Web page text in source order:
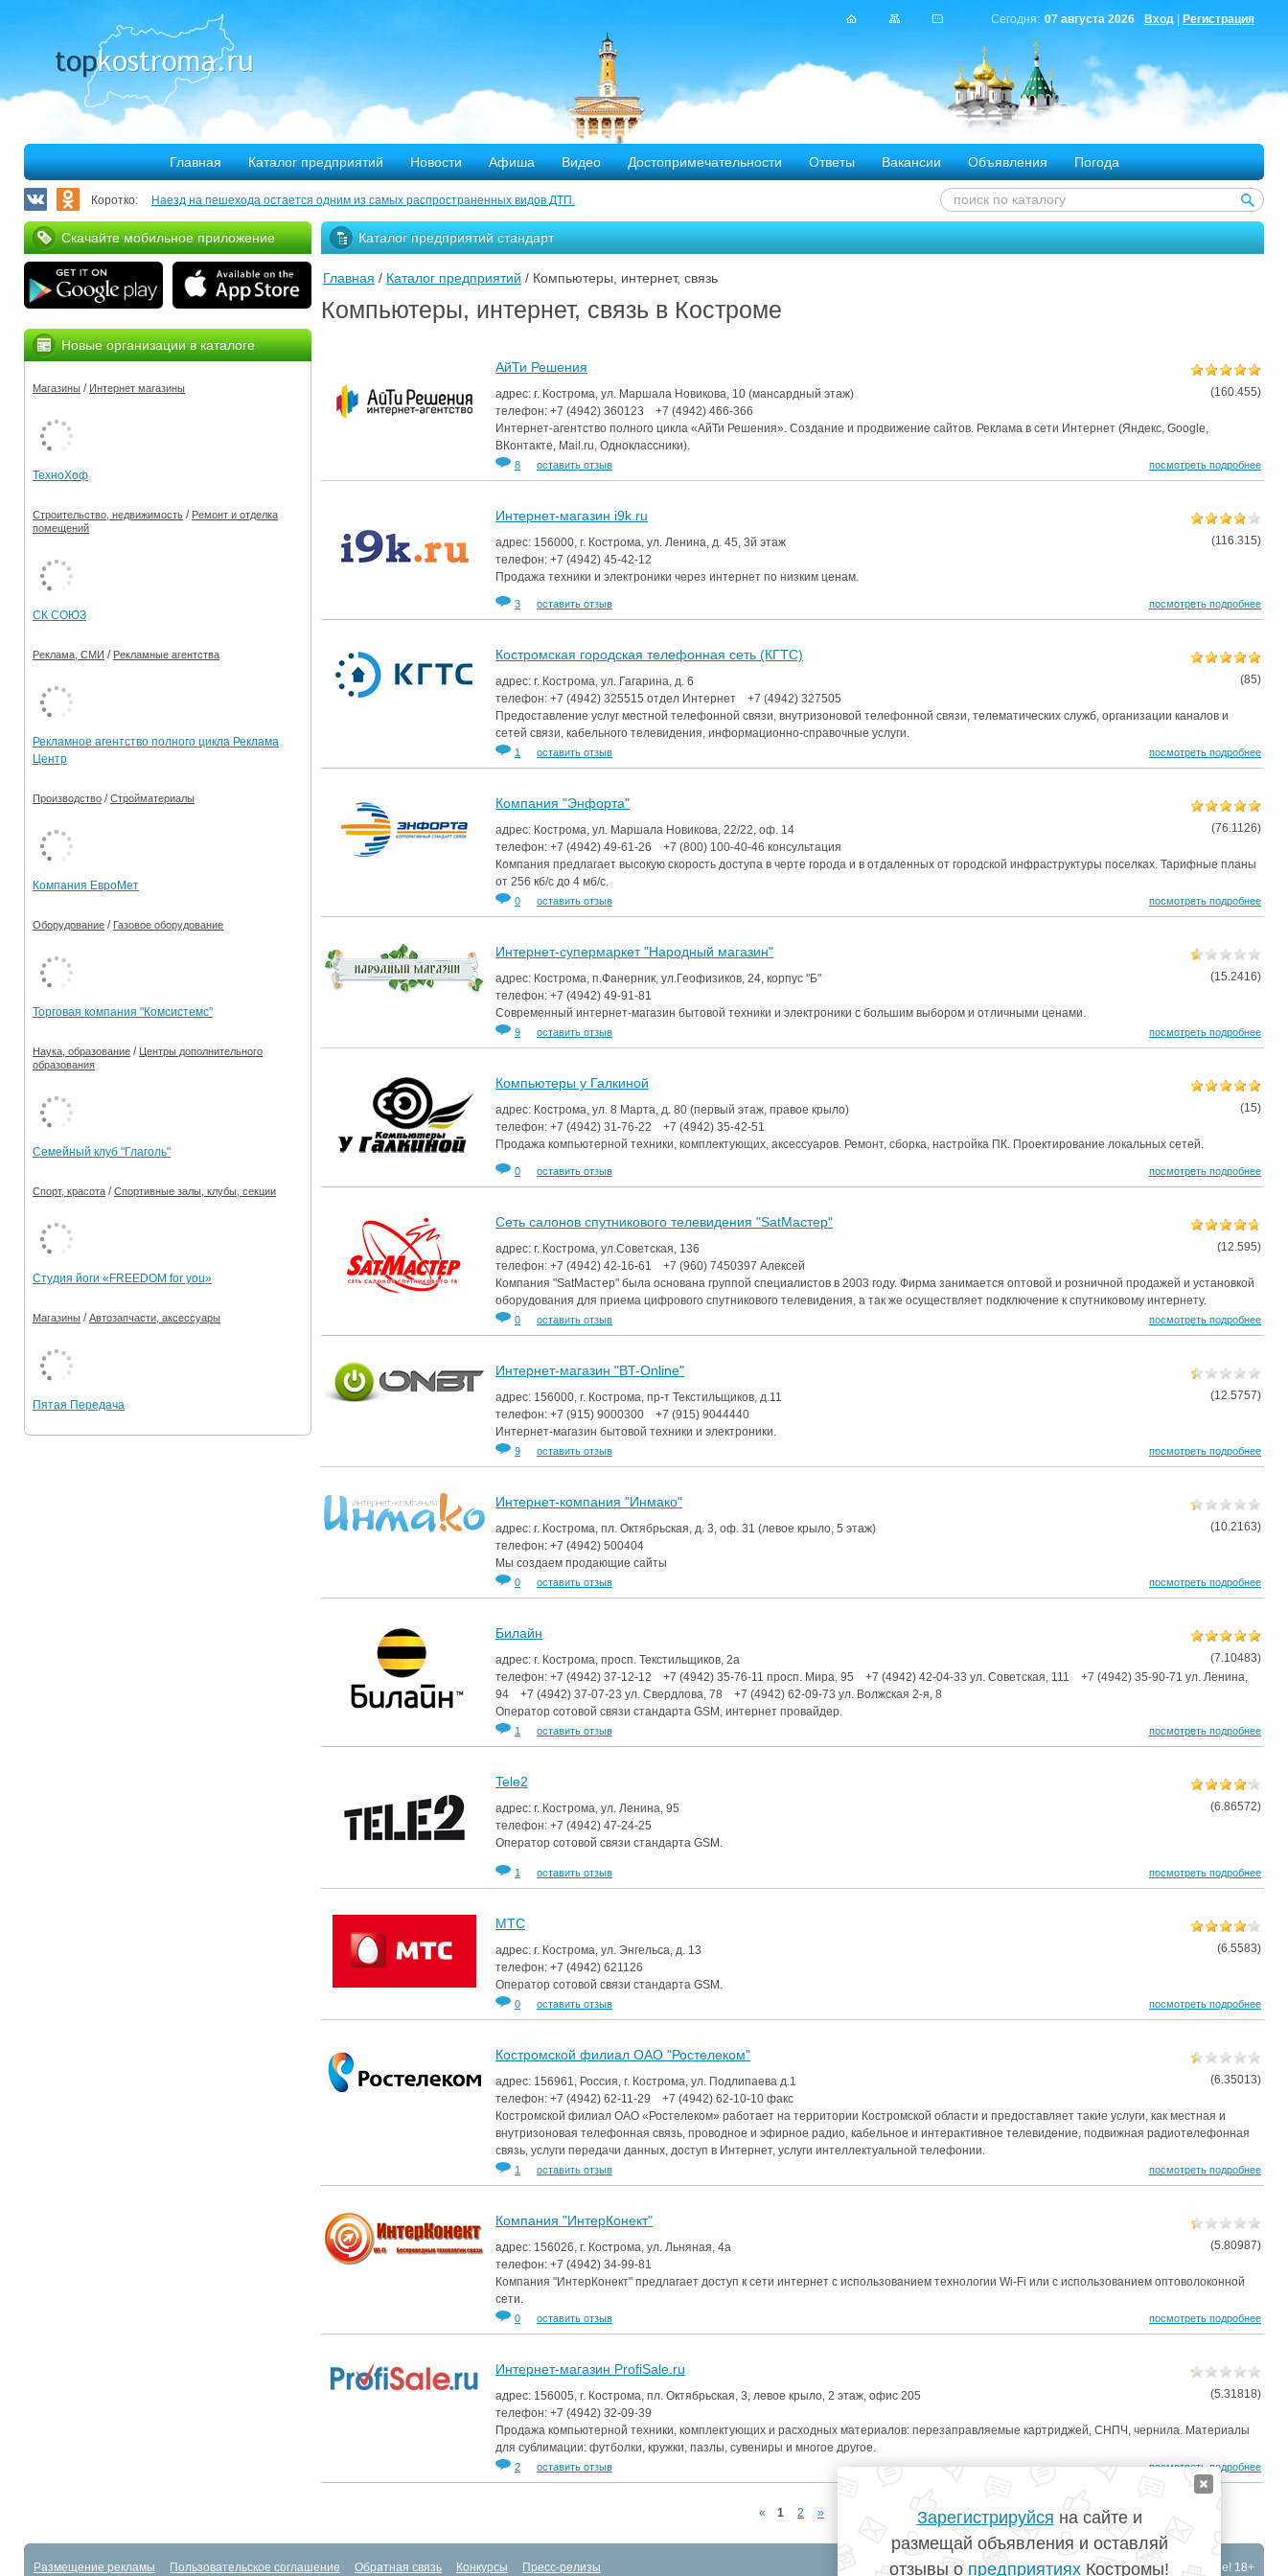
Вход Регистрация
Сегодня: 07 августа 2026
Главная Каталог предприятий Новости Афиша Видео Достопримечательности Ответы Вакансии Объявления Погода
Коротко: Наезд на пешехода остается одним из самых распространенных видов ДТП.
Запланирован ремонт более 40 километров областных дорог
В Костроме откроется выставка, посвященная 30-летию аварии на Чернобыльской АЭС
375 костромских семей улучшили свое благосостояние
Благотворительная программа «Мир без слез» приехала в Кострому.
Серьезное ДТП на Михалевском бульваре
За нарушение правил противопожарной безопасности оштрафовано 20 человек
Ограничения движения транспорта на майские праздники 2014
Электронные транспортные карты
Каталог предприятий стандарт
Главная / Каталог предприятий / Компьютеры, интернет, связь
Компьютеры, интернет, связь в Костроме
(160.455)
АйТи Решения
адрес: г. Кострома, ул. Маршала Новикова, 10 (мансардный этаж)
телефон: +7 (4942) 360123 +7 (4942) 466-366
Интернет-агентство полного цикла «АйТи Решения». Создание и продвижение сайтов. Реклама в сети Интернет (Яндекс, Google,
ВКонтакте, Mail.ru, Одноклассники).
посмотреть подробнее
8 оставить отзыв
(116.315)
Интернет-магазин i9k.ru
адрес: 156000, г. Кострома, ул. Ленина, д. 45, 3й этаж
телефон: +7 (4942) 45-42-12
Продажа техники и электроники через интернет по низким ценам.
посмотреть подробнее
3 оставить отзыв
(85)
Костромская городская телефонная сеть (КГТС)
адрес: г. Кострома, ул. Гагарина, д. 6
телефон: +7 (4942) 325515 отдел Интернет +7 (4942) 327505
Предоставление услуг местной телефонной связи, внутризоновой телефонной связи, телематических служб, организации каналов и
сетей связи, кабельного телевидения, информационно-справочные услуги.
посмотреть подробнее
1 оставить отзыв
(76.1126)
Компания "Энфорта"
адрес: Кострома, ул. Маршала Новикова, 22/22, оф. 14
телефон: +7 (4942) 49-61-26 +7 (800) 100-40-46 консультация
Компания предлагает высокую скорость доступа в черте города и в отдаленных от городской инфраструктуры поселках. Тарифные планы
от 256 кб/с до 4 мб/с.
посмотреть подробнее
0 оставить отзыв
(15.2416)
Интернет-супермаркет "Народный магазин"
адрес: Кострома, п.Фанерник, ул.Геофизиков, 24, корпус "Б"
телефон: +7 (4942) 49-91-81
Современный интернет-магазин бытовой техники и электроники с большим выбором и отличными ценами.
посмотреть подробнее
9 оставить отзыв
(15)
Компьютеры у Галкиной
адрес: Кострома, ул. 8 Марта, д. 80 (первый этаж, правое крыло)
телефон: +7 (4942) 31-76-22 +7 (4942) 35-42-51
Продажа компьютерной техники, комплектующих, аксессуаров. Ремонт, сборка, настройка ПК. Проектирование локальных сетей.
посмотреть подробнее
0 оставить отзыв
(12.595)
Сеть салонов спутникового телевидения "SatМастер"
адрес: г. Кострома, ул.Советская, 136
телефон: +7 (4942) 42-16-61 +7 (960) 7450397 Алексей
Компания "SatМастер" была основана группой специалистов в 2003 году. Фирма занимается оптовой и розничной продажей и установкой
оборудования для приема цифрового спутникового телевидения, а так же осуществляет подключение к спутниковому интернету.
посмотреть подробнее
0 оставить отзыв
(12.5757)
Интернет-магазин "BT-Online"
адрес: 156000, г. Кострома, пр-т Текстильщиков, д.11
телефон: +7 (915) 9000300 +7 (915) 9044440
Интернет-магазин бытовой техники и электроники.
посмотреть подробнее
9 оставить отзыв
(10.2163)
Интернет-компания "Инмако"
адрес: г. Кострома, пл. Октябрьская, д. 3, оф. 31 (левое крыло, 5 этаж)
телефон: +7 (4942) 500404
Мы создаем продающие сайты
посмотреть подробнее
0 оставить отзыв
(7.10483)
Билайн
адрес: г. Кострома, просп. Текстильщиков, 2а
телефон: +7 (4942) 37-12-12 +7 (4942) 35-76-11 просп. Мира, 95 +7 (4942) 42-04-33 ул. Советская, 111 +7 (4942) 35-90-71 ул. Ленина,
94
+7 (4942) 37-07-23 ул. Свердлова, 78 +7 (4942) 62-09-73 ул. Волжская 2-я, 8
Оператор сотовой связи стандарта GSM, интернет провайдер.
посмотреть подробнее
1 оставить отзыв
(6.86572)
Tele2
адрес: г. Кострома, ул. Ленина, 95
телефон: +7 (4942) 47-24-25
Оператор сотовой связи стандарта GSM.
посмотреть подробнее
1 оставить отзыв
(6.5583)
МТС
адрес: г. Кострома, ул. Энгельса, д. 13
телефон: +7 (4942) 621126
Оператор сотовой связи стандарта GSM.
посмотреть подробнее
0 оставить отзыв
(6.35013)
Костромской филиал ОАО "Ростелеком"
адрес: 156961, Россия, г. Кострома, ул. Подлипаева д.1
телефон: +7 (4942) 62-11-29 +7 (4942) 62-10-10 факс
Костромской филиал ОАО «Ростелеком» работает на территории Костромской области и предоставляет такие услуги, как местная и
внутризоновая телефонная связь, проводное и эфирное радио, кабельное и интерактивное телевидение, подвижная радиотелефонная
связь, услуги передачи данных, доступ в Интернет, услуги интеллектуальной телефонии.
посмотреть подробнее
1 оставить отзыв
(5.80987)
Компания "ИнтерКонект"
адрес: 156026, г. Кострома, ул. Льняная, 4а
телефон: +7 (4942) 34-99-81
Компания "ИнтерКонект" предлагает доступ к сети интернет с использованием технологии Wi-Fi или с использованием оптоволоконной
сети.
посмотреть подробнее
0 оставить отзыв
(5.31818)
Интернет-магазин ProfiSale.ru
адрес: 156005, г. Кострома, пл. Октябрьская, 3, левое крыло, 2 этаж, офис 205
телефон: +7 (4942) 32-09-39
Продажа компьютерной техники, комплектующих и расходных материалов: перезаправляемые картриджей, СНПЧ, чернила. Материалы
для сублимации: футболки, кружки, пазлы, сувениры и многое другое.
посмотреть подробнее
2 оставить отзыв
« 1 2 »
Скачайте мобильное приложение
Новые организации в каталоге
Магазины / Интернет магазины
ТехноХоф
Строительство, недвижимость / Ремонт и отделка
помещений
СК СОЮЗ
Реклама, СМИ / Рекламные агентства
Рекламное агентство полного цикла Реклама
Центр
Производство /Стройматериалы
Компания ЕвроМет
Оборудование / Газовое оборудование
Торговая компания "Комсистемс"
Наука, образование / Центры дополнительного
образования
Семейный клуб "Глаголь"
Спорт, красота /Спортивные залы, клубы, секции
Студия йоги «FREEDOM for you»
Магазины /Автозапчасти, аксессуары
Пятая Передача
©TopKostroma.ru- Кострома на одном сайте! 18+
Размещение рекламы Пользовательское соглашение Обратная связь Конкурсы Пресс-релизы
Зарегистрируйся на сайте и
размещай объявления и оставляй
отзывы о предприятиях Костромы!